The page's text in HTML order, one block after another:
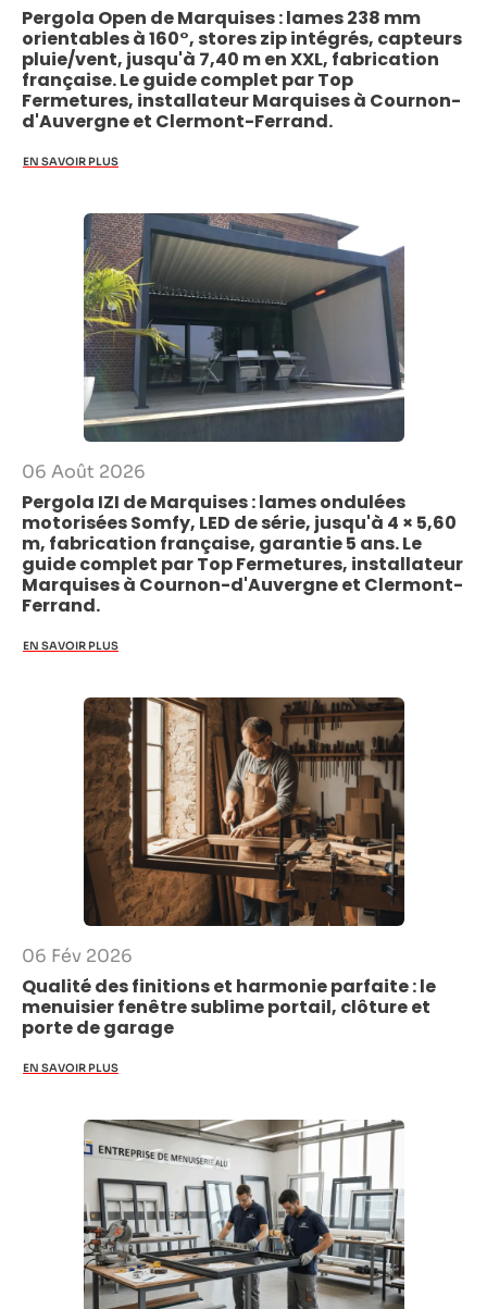
Pergola Open de Marquises : lames 238 mm
orientables à 160°, stores zip intégrés, capteurs
pluie/vent, jusqu'à 7,40 m en XXL, fabrication
française. Le guide complet par Top
Fermetures, installateur Marquises à Cournon-
d'Auvergne et Clermont-Ferrand.
EN SAVOIR PLUS
06 Août 2026
Pergola IZI de Marquises : lames ondulées
motorisées Somfy, LED de série, jusqu'à 4 × 5,60
m, fabrication française, garantie 5 ans. Le
guide complet par Top Fermetures, installateur
Marquises à Cournon-d'Auvergne et Clermont-
Ferrand.
EN SAVOIR PLUS
06 Fév 2026
Qualité des finitions et harmonie parfaite : le
menuisier fenêtre sublime portail, clôture et
porte de garage
EN SAVOIR PLUS